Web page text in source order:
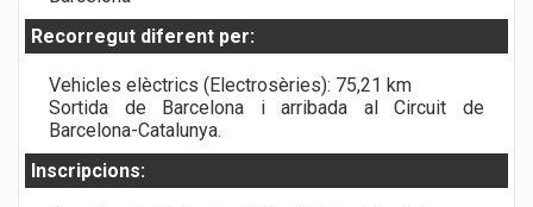
Recorregut diferent per:
Vehicles elèctrics (Electrosèries): 75,21 km
Sortida de Barcelona i arribada al Circuit de
Barcelona-Catalunya.
Inscripcions: